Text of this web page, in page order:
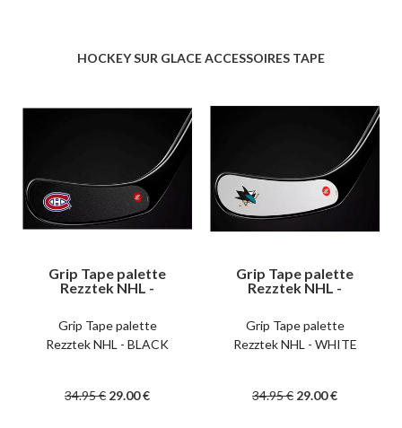
HOCKEY SUR GLACE ACCESSOIRES TAPE
Grip Tape palette
Rezztek NHL -
Grip Tape palette
Rezztek NHL - BLACK
34.95€ 29.00€
Grip Tape palette
Rezztek NHL -
Grip Tape palette
Rezztek NHL - WHITE
34.95€ 29.00€